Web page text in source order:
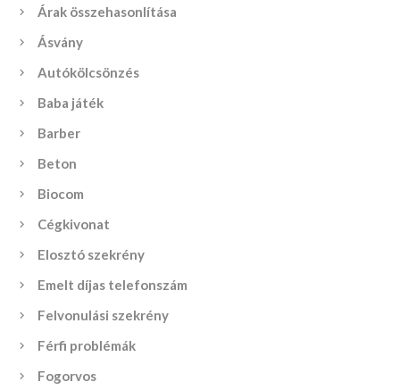
Árak összehasonlítása
Ásvány
Autókölcsönzés
Baba játék
Barber
Beton
Biocom
Cégkivonat
Elosztó szekrény
Emelt díjas telefonszám
Felvonulási szekrény
Férfi problémák
Fogorvos